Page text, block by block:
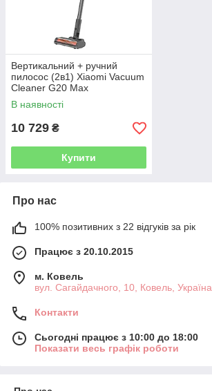
Вертикальний + ручний
пилосос (2в1) Xiaomi Vacuum
Cleaner G20 Max
В наявності
10 729 ₴
Купити
Про нас
100% позитивних з 22 відгуків за рік
Працює з 20.10.2015
м. Ковель
вул. Сагайдачного, 10, Ковель, Україна
Контакти
Сьогодні працює з 10:00 до 18:00
Показати весь графік роботи